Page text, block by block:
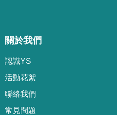
關於我們
認識YS
活動花絮
聯絡我們
常見問題